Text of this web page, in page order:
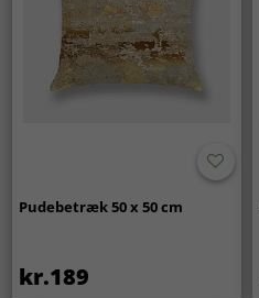
Pudebetræk 50 x 50 cm
kr.189